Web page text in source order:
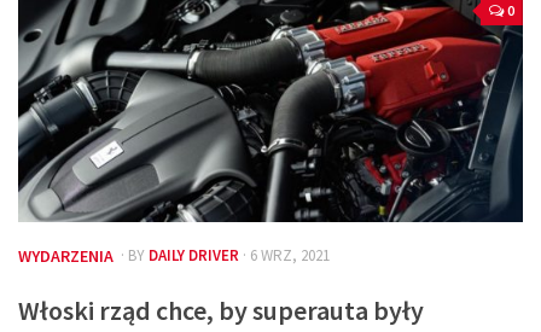
Kalkulatory
Przelicznik mocy
Auto z niemiec
Galerie
0
WYDARZENIA · BY DAILY DRIVER · 6 WRZ, 2021
Włoski rząd chce, by superauta były